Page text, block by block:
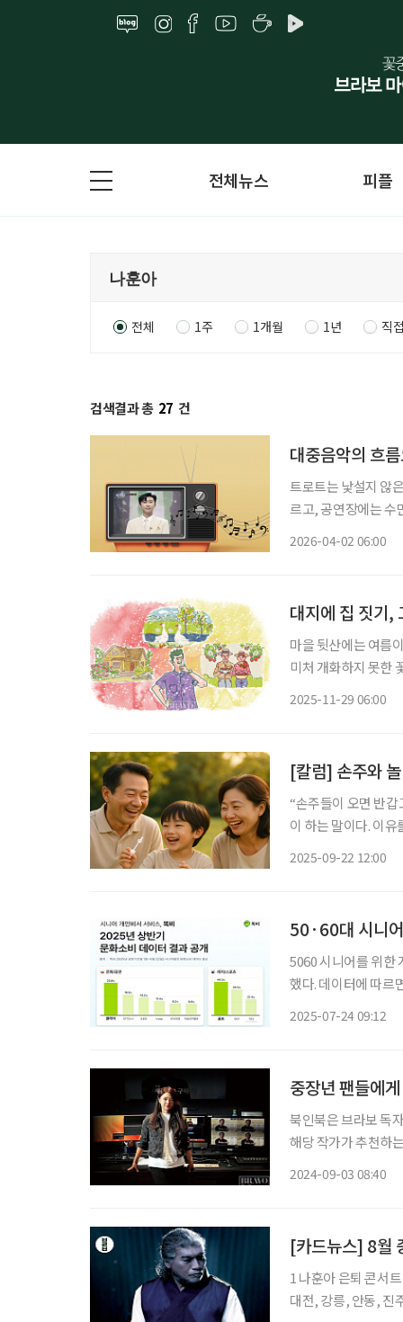
전체뉴스 피플
전체 1주 1개월 1년 직
검색결과 총 27 건
대중음악의 흐
트로트는 낯설지 않
르고, 공연장에는 수
2026-04-02 06:00
대지에 집 짓기,
마을 뒷산에는 여름
미처 개화하지 못한
2025-11-29 06:00
[칼럼] 손주와
“손주들이 오면 반
이 하는 말이다. 이
2025-09-22 12:00
50·60대 시니
5060 시니어를 위한
했다. 데이터에 따르
2025-07-24 09:12
중장년 팬들에
북인북은 브라보 독
해당 작가가 추천하
2024-09-03 08:40
[카드뉴스] 8월
1 나훈아 은퇴 콘서
대전, 강릉, 안동, 진주,